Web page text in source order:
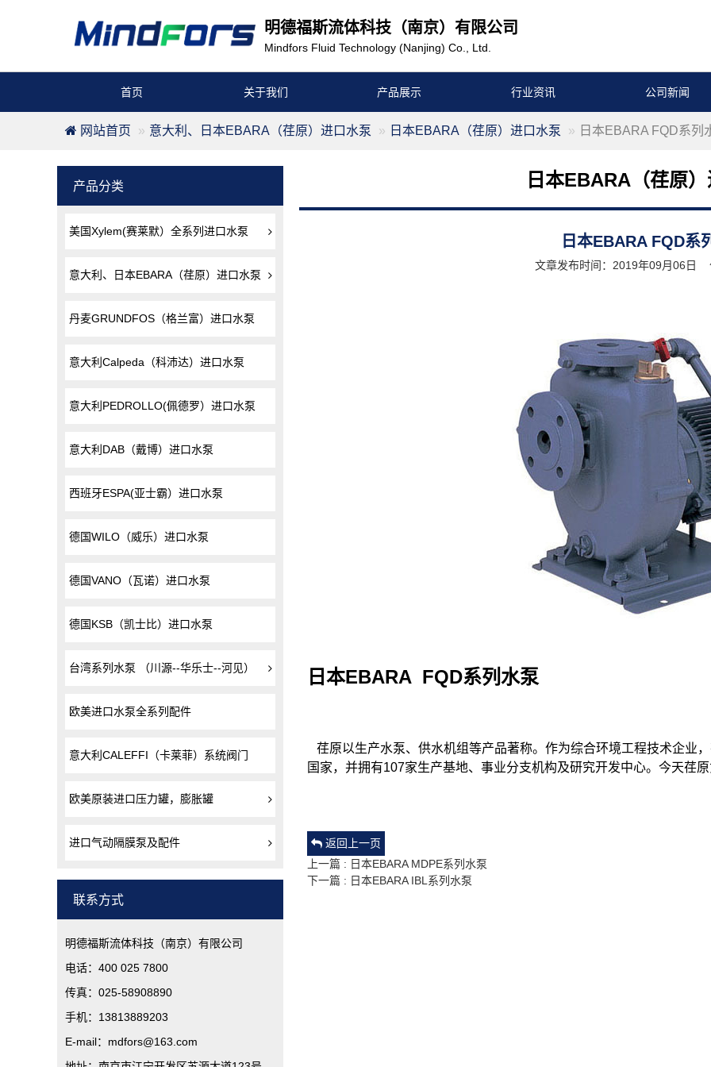
明德福斯流体科技（南京）有限公司
Mindfors Fluid Technology (Nanjing) Co., Ltd.
首页 关于我们 产品展示 行业资讯 公司新闻
网站首页 意大利、日本EBARA（荏原）进口水泵 日本EBARA（荏原）进口水泵 日本EBARA FQD系列
产品分类
美国Xylem(赛莱默）全系列进口水泵
意大利、日本EBARA（荏原）进口水泵
丹麦GRUNDFOS（格兰富）进口水泵
意大利Calpeda（科沛达）进口水泵
意大利PEDROLLO(佩德罗）进口水泵
意大利DAB（戴博）进口水泵
西班牙ESPA(亚士霸）进口水泵
德国WILO（威乐）进口水泵
德国VANO（瓦诺）进口水泵
德国KSB（凯士比）进口水泵
台湾系列水泵 （川源--华乐士--河见）
欧美进口水泵全系列配件
意大利CALEFFI（卡莱菲）系统阀门
欧美原装进口压力罐，膨胀罐
进口气动隔膜泵及配件
联系方式
明德福斯流体科技（南京）有限公司
电话：400 025 7800
传真：025-58908890
手机：13813889203
E-mail：mdfors@163.com
日本EBARA（荏原
日本EBARA FQD系
文章发布时间：2019年09月06日
日本EBARA FQD系列水泵
荏原以生产水泵、供水机组等产品著称。作为综合环境工程技术企业
国家，并拥有107家生产基地、事业分支机构及研究开发中心。今天荏
返回上一页
上一篇 : 日本EBARA MDPE系列水泵
下一篇 : 日本EBARA IBL系列水泵